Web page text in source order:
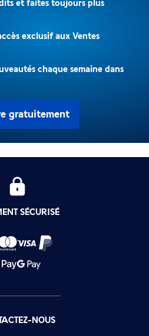
et faites toujours plus
exclusif aux Ventes
chaque semaine dans
gratuitement
SÉCURISÉ
NOUS